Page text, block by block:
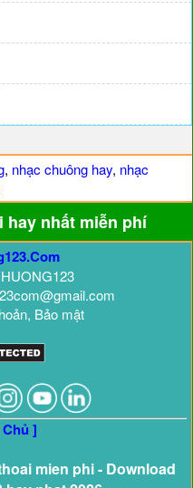
, nhạc chuông hay, nhạc
hay nhất miễn phí
Bảo mật
]
mien phi - Download